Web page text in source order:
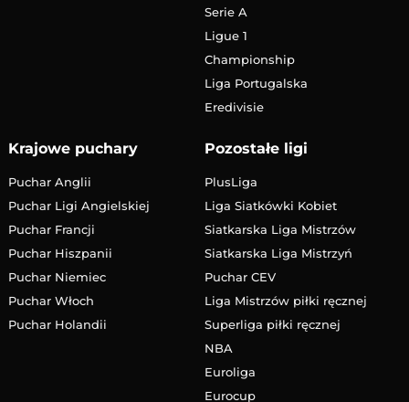
Serie A
Ligue 1
Championship
Liga Portugalska
Eredivisie
Krajowe puchary
Puchar Anglii
Puchar Ligi Angielskiej
Puchar Francji
Puchar Hiszpanii
Puchar Niemiec
Puchar Włoch
Puchar Holandii
Pozostałe ligi
PlusLiga
Liga Siatkówki Kobiet
Siatkarska Liga Mistrzów
Siatkarska Liga Mistrzyń
Puchar CEV
Liga Mistrzów piłki ręcznej
Superliga piłki ręcznej
NBA
Euroliga
Eurocup